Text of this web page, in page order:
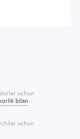
uchun
bilan
uchun